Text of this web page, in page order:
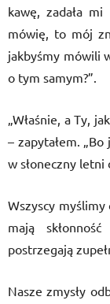
kawę, zadała
mówię, to mój
jakbyśmy mówili
o tym samym?”.
„Właśnie, a Ty,
– zapytałem.
w słoneczny letni
Wszyscy
mają
postrzegają
Nasze zmysły